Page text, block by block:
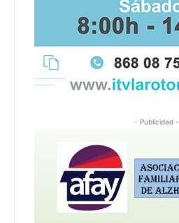
- Publicidad -